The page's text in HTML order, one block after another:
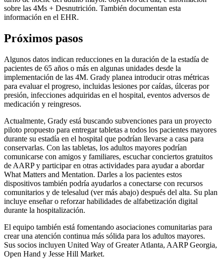
sobre las 4Ms + Desnutrición. También documentan esta
información en el EHR.
Próximos pasos
Algunos datos indican reducciones en la duración de la estadía de
pacientes de 65 años o más en algunas unidades desde la
implementación de las 4M. Grady planea introducir otras métricas
para evaluar el progreso, incluidas lesiones por caídas, úlceras por
presión, infecciones adquiridas en el hospital, eventos adversos de
medicación y reingresos.
Actualmente, Grady está buscando subvenciones para un proyecto
piloto propuesto para entregar tabletas a todos los pacientes mayores
durante su estadía en el hospital que podrían llevarse a casa para
conservarlas. Con las tabletas, los adultos mayores podrían
comunicarse con amigos y familiares, escuchar conciertos gratuitos
de AARP y participar en otras actividades para ayudar a abordar
What Matters and Mentation. Darles a los pacientes estos
dispositivos también podría ayudarlos a conectarse con recursos
comunitarios y de telesalud (ver más abajo) después del alta. Su plan
incluye enseñar o reforzar habilidades de alfabetización digital
durante la hospitalización.
El equipo también está fomentando asociaciones comunitarias para
crear una atención continua más sólida para los adultos mayores.
Sus socios incluyen United Way of Greater Atlanta, AARP Georgia,
Open Hand y Jesse Hill Market.